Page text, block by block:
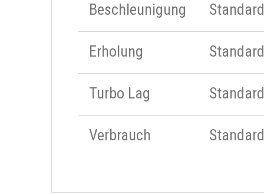
Beschleunigung Standard
Erholung Standard
Turbo Lag Standard
Verbrauch Standard